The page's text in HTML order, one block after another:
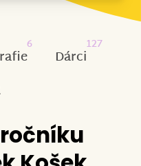
6
Dárci
127